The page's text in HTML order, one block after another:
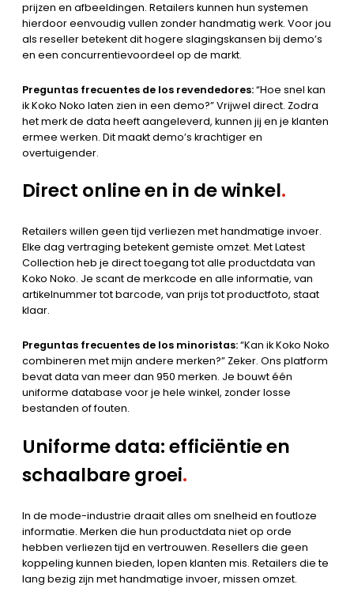
prijzen en afbeeldingen. Retailers kunnen hun systemen
hierdoor eenvoudig vullen zonder handmatig werk. Voor jou
als reseller betekent dit hogere slagingskansen bij demo’s
en een concurrentievoordeel op de markt.
Preguntas frecuentes de los revendedores:“Hoe snel kan
ik Koko Noko laten zien in een demo?” Vrijwel direct. Zodra
het merk de data heeft aangeleverd, kunnen jij en je klanten
ermee werken. Dit maakt demo’s krachtiger en
overtuigender.
Direct online en in de winkel.
Retailers willen geen tijd verliezen met handmatige invoer.
Elke dag vertraging betekent gemiste omzet. Met Latest
Collection heb je direct toegang tot alle productdata van
Koko Noko. Je scant de merkcode en alle informatie, van
artikelnummer tot barcode, van prijs tot productfoto, staat
klaar.
Preguntas frecuentes de los minoristas:“Kan ik Koko Noko
combineren met mijn andere merken?” Zeker. Ons platform
bevat data van meer dan 950 merken. Je bouwt één
uniforme database voor je hele winkel, zonder losse
bestanden of fouten.
Uniforme data: efficiëntie en
schaalbare groei.
In de mode-industrie draait alles om snelheid en foutloze
informatie. Merken die hun productdata niet op orde
hebben verliezen tijd en vertrouwen. Resellers die geen
koppeling kunnen bieden, lopen klanten mis. Retailers die te
lang bezig zijn met handmatige invoer, missen omzet.